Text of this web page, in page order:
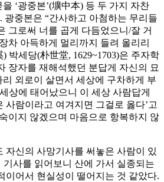
‘광중본’(壙中本) 등 두 가지 자찬
광중본은 “간사하고 아첨하는 무리들
그로써 너를 곱게 다듬었으니/잘 거
차 아득하게 멀리까지 들려 올리리
박세당(朴世堂, 1629~1703)은 주자학
장자를 재해석했던 분답게 자신의 묘
리 외로이 살면서 세상에 구차하게 부
상에 태어났으니 이 세상 사람답게
사람이라고 여겨지면 그걸로 옳다’고
이지 않겠으며 마음으로 항복하지 않
자신의 사망기사를 써놓은 사람이 있
기사를 읽어보니 산에 가서 실종되는
이어서 현실성이 떨어지는 것 같았다.